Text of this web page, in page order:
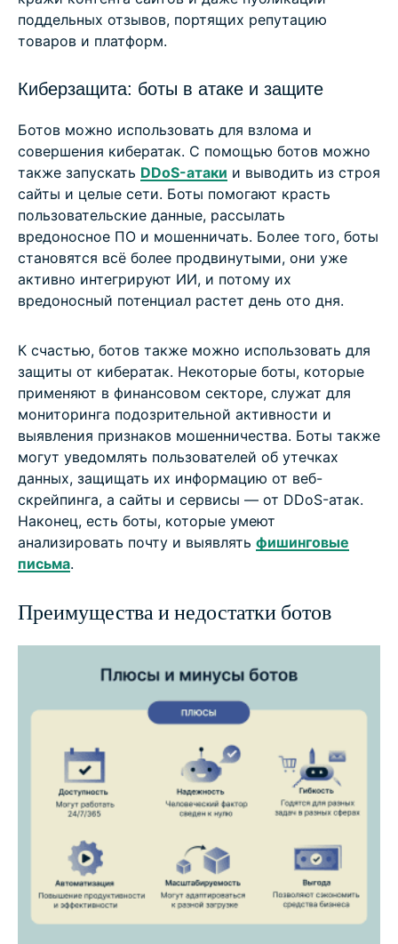
поддельных отзывов, портящих репутацию
товаров и платформ.
Киберзащита: боты в атаке и защите
Ботов можно использовать для взлома и
совершения кибератак. С помощью ботов можно
также запускать DDoS-атаки и выводить из строя
сайты и целые сети. Боты помогают красть
пользовательские данные, рассылать
вредоносное ПО и мошенничать. Более того, боты
становятся всё более продвинутыми, они уже
активно интегрируют ИИ, и потому их
вредоносный потенциал растет день ото дня.
К счастью, ботов также можно использовать для
защиты от кибератак. Некоторые боты, которые
применяют в финансовом секторе, служат для
мониторинга подозрительной активности и
выявления признаков мошенничества. Боты также
могут уведомлять пользователей об утечках
данных, защищать их информацию от веб-
скрейпинга, а сайты и сервисы — от DDoS-атак.
Наконец, есть боты, которые умеют
анализировать почту и выявлять фишинговые
письма.
Преимущества и недостатки ботов